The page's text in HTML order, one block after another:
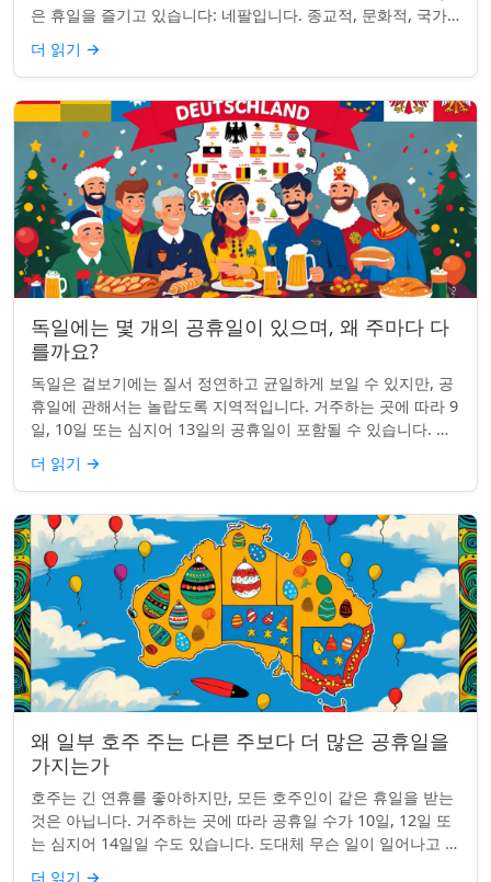
은 휴일을 즐기고 있습니다: 네팔입니다. 종교적, 문화적, 국가
적 기념일이 혼합된 네팔은 현...
더 읽기 →
독일에는 몇 개의 공휴일이 있으며, 왜 주마다 다
를까요?
독일은 겉보기에는 질서 정연하고 균일하게 보일 수 있지만, 공
휴일에 관해서는 놀랍도록 지역적입니다. 거주하는 곳에 따라 9
일, 10일 또는 심지어 13일의 공휴일이 포함될 수 있습니다. 왜
그런 걸까요? 간단한 통찰...
더 읽기 →
왜 일부 호주 주는 다른 주보다 더 많은 공휴일을
가지는가
호주는 긴 연휴를 좋아하지만, 모든 호주인이 같은 휴일을 받는
것은 아닙니다. 거주하는 곳에 따라 공휴일 수가 10일, 12일 또
는 심지어 14일일 수도 있습니다. 도대체 무슨 일이 일어나고 있
는 걸까요? 왜 일부 ...
더 읽기 →